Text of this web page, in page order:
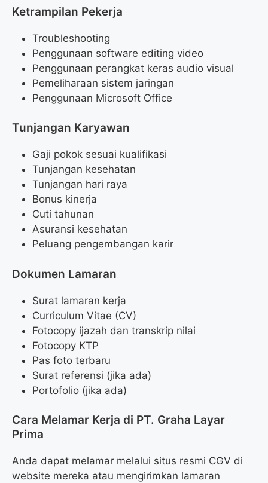
Ketrampilan Pekerja
Troubleshooting
Penggunaan software editing video
Penggunaan perangkat keras audio visual
Pemeliharaan sistem jaringan
Penggunaan Microsoft Office
Tunjangan Karyawan
Gaji pokok sesuai kualifikasi
Tunjangan kesehatan
Tunjangan hari raya
Bonus kinerja
Cuti tahunan
Asuransi kesehatan
Peluang pengembangan karir
Dokumen Lamaran
Surat lamaran kerja
Curriculum Vitae (CV)
Fotocopy ijazah dan transkrip nilai
Fotocopy KTP
Pas foto terbaru
Surat referensi (jika ada)
Portofolio (jika ada)
Cara Melamar Kerja di PT. Graha Layar
Prima
Anda dapat melamar melalui situs resmi CGV di
website mereka atau mengirimkan lamaran